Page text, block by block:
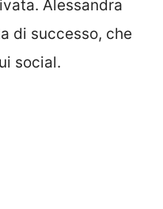
Alessandra
di successo, che
social.